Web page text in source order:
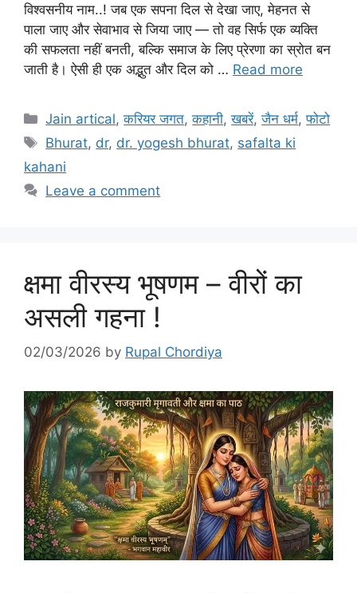
विश्वसनीय नाम..! जब एक सपना दिल से देखा जाए, मेहनत से
पाला जाए और सेवाभाव से जिया जाए — तो वह सिर्फ एक व्यक्ति
की सफलता नहीं बनती, बल्कि समाज के लिए प्रेरणा का स्रोत बन
जाती है। ऐसी ही एक अद्भुत और दिल को … Read more
Categories
Jain artical,करियर जगत,कहानी,खबरें,जैन धर्म,फोटो
Tags
Bhurat, dr, dr. yogesh bhurat, safalta ki
kahani
Leave a comment
क्षमा वीरस्य भूषणम – वीरों का
असली गहना !
02/03/2026 by Rupal Chordiya